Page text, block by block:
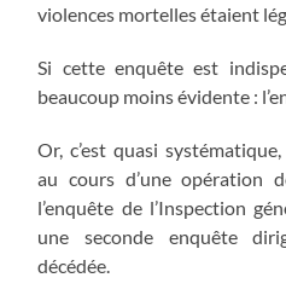
violences mortelles étaient
Si cette enquête est
beaucoup moins évidente :
Or, c’est quasi
au cours d’une opération
l’enquête de l’Inspection
une seconde enquête
décédée.